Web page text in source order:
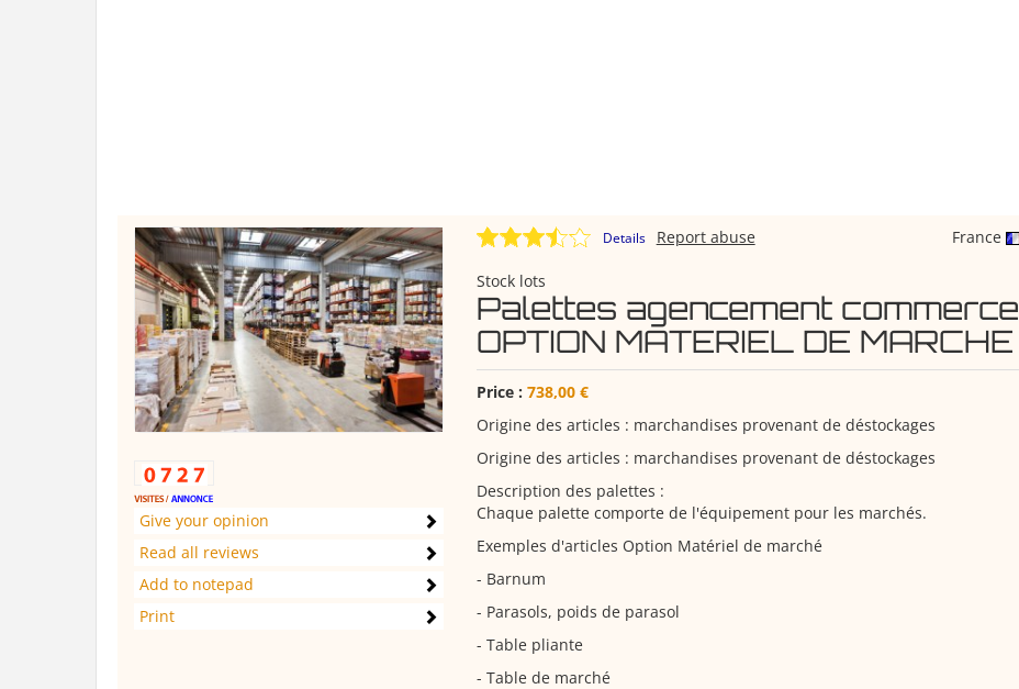
Give your opinion
Read all reviews
Add to notepad
Print
Details France
Report abuse
Stock lots
Palettes agencement commerce
OPTION MATERIEL DE MARCHE
Price : 738,00 €
Origine des articles : marchandises provenant de déstockages
Origine des articles : marchandises provenant de déstockages
Description des palettes :
Chaque palette comporte de l'équipement pour les marchés.
Exemples d'articles Option Matériel de marché
- Barnum
- Parasols, poids de parasol
- Table pliante
- Table de marché